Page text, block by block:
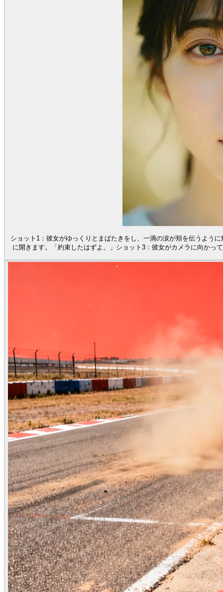
ショット1：彼女がゆっくりとまばたきをし、一滴の涙が頬を伝うよう
に開きます。「約束したはずよ。」ショット3：彼女がカメラに向かっ